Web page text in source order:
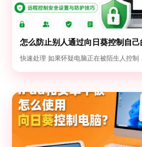
怎么防止别人通过向日葵控制自
设置
快速处理 如果怀疑电脑正在被陌生人控制